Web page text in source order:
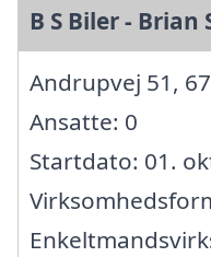
B S Biler - Brian
Andrupvej 51,
Ansatte: 0
Startdato: 01.